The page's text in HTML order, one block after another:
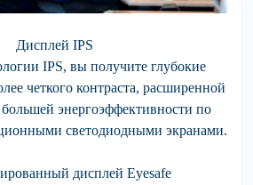
Дисплей IPS
IPS, вы получите глубокие
четкого контраста, расширенной
энергоэффективности по
светодиодными экранами.
дисплей Eyesafe